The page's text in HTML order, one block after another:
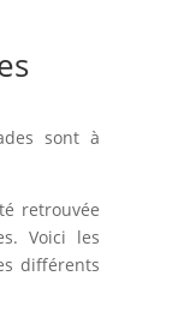
sont à
retrouvée
Voici les
différents